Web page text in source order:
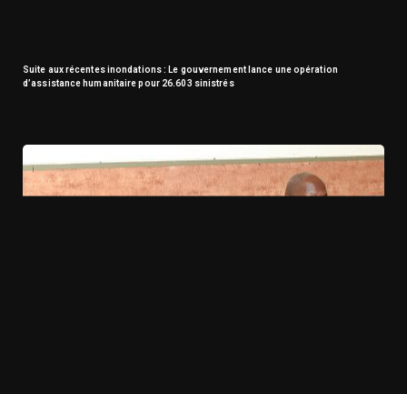
Suite aux récentes inondations : Le gouvernement lance une opération
d’assistance humanitaire pour 26.603 sinistrés